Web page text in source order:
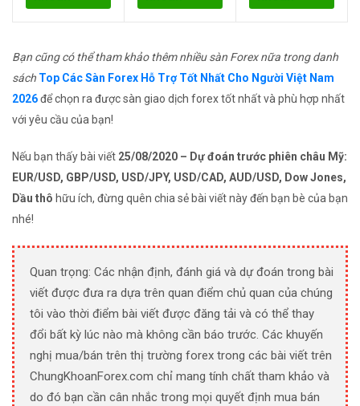
Bạn cũng có thể tham khảo thêm nhiều sàn Forex nữa trong danh
sách Top Các Sàn Forex Hỗ Trợ Tốt Nhất Cho Người Việt Nam
2026để chọn ra được sàn giao dịch forex tốt nhất và phù hợp nhất
với yêu cầu của bạn!
Nếu bạn thấy bài viết 25/08/2020 – Dự đoán trước phiên châu Mỹ:
EUR/USD, GBP/USD, USD/JPY, USD/CAD, AUD/USD, Dow Jones,
Dầu thô hữu ích, đừng quên chia sẻ bài viết này đến bạn bè của bạn
nhé!
Quan trọng: Các nhận định, đánh giá và dự đoán trong bài
viết được đưa ra dựa trên quan điểm chủ quan của chúng
tôi vào thời điểm bài viết được đăng tải và có thể thay
đổi bất kỳ lúc nào mà không cần báo trước. Các khuyến
nghị mua/bán trên thị trường forex trong các bài viết trên
ChungKhoanForex.com chỉ mang tính chất tham khảo và
do đó bạn cần cân nhắc trong mọi quyết định mua bán